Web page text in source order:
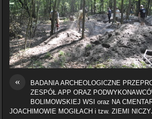
«
BADANIA ARCHEOLOGICZNE
ZESPÓŁ APP ORAZ
BOLIMOWSKIEJ WSI oraz NA
JOACHIMOWIE MOGIŁACH i tzw. ZIEMI